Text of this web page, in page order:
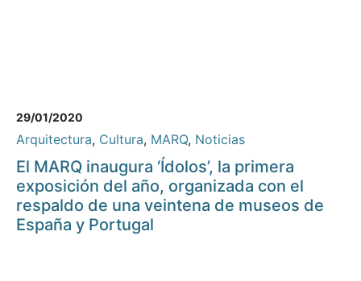
29/01/2020
Arquitectura, Cultura, MARQ, Noticias
El MARQ inaugura ‘Ídolos’, la primera
exposición del año, organizada con el
respaldo de una veintena de museos de
España y Portugal